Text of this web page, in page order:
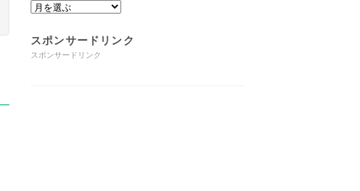
スポンサードリンク
スポンサードリンク